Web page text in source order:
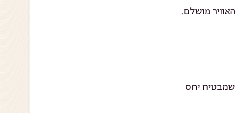
מושלם.
שמבטיח יחס